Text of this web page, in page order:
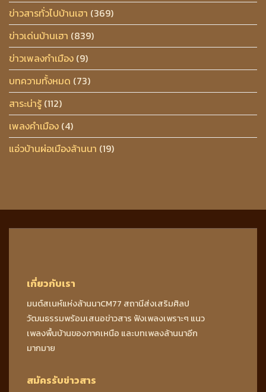
ข่าวสารทั่วไปบ้านเฮา (369)
ข่าวเด่นบ้านเฮา (839)
ข่าวเพลงกำเมือง (9)
บทความทั้งหมด (73)
สาระน่ารู้ (112)
เพลงคำเมือง (4)
แอ่วบ้านผ่อเมืองล้านนา (19)
เกี่ยวกับเรา
มนต์สเนห์แห่งล้านนาCM77 สถานีส่งเสริมศิลป
วัฒนธรรมพร้อมเสนอข่าวสาร ฟังเพลงเพราะๆ แนว
เพลงพื้นบ้านของภาคเหนือ และบทเพลงล้านนาอีก
มากมาย
สมัครรับข่าวสาร